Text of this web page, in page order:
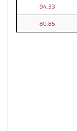
94.33
80.85